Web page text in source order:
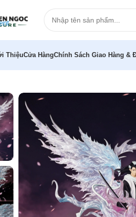
ThiệuCửa HàngChính Sách Giao Hàng &